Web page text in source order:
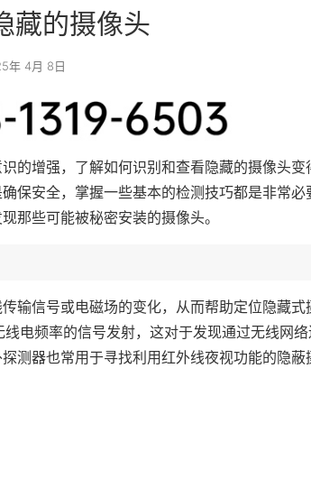
藏的摄像头
年 4月 8日
的增强，了解如何识别和查看隐藏的摄像头变
保安全，掌握一些基本的检测技巧都是非常必
那些可能被秘密安装的摄像头。
输信号或电磁场的变化，从而帮助定位隐藏式
电频率的信号发射，这对于发现通过无线网络
测器也常用于寻找利用红外线夜视功能的隐蔽